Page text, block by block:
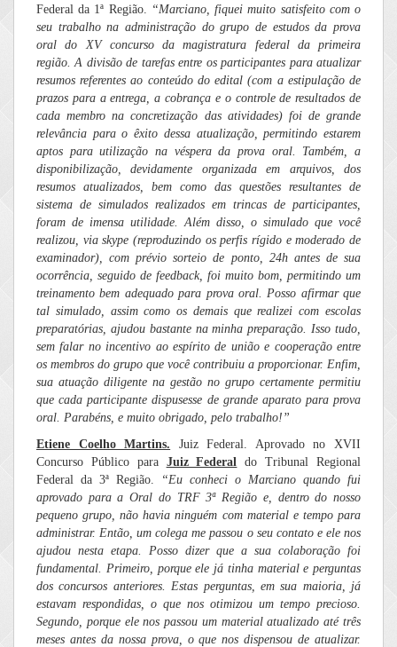
Federal da 1ª Região. “Marciano, fiquei muito satisfeito com o
seu trabalho na administração do grupo de estudos da prova
oral do XV concurso da magistratura federal da primeira
região. A divisão de tarefas entre os participantes para atualizar
resumos referentes ao conteúdo do edital (com a estipulação de
prazos para a entrega, a cobrança e o controle de resultados de
cada membro na concretização das atividades) foi de grande
relevância para o êxito dessa atualização, permitindo estarem
aptos para utilização na véspera da prova oral. Também, a
disponibilização, devidamente organizada em arquivos, dos
resumos atualizados, bem como das questões resultantes de
sistema de simulados realizados em trincas de participantes,
foram de imensa utilidade. Além disso, o simulado que você
realizou, via skype (reproduzindo os perfis rígido e moderado de
examinador), com prévio sorteio de ponto, 24h antes de sua
ocorrência, seguido de feedback, foi muito bom, permitindo um
treinamento bem adequado para prova oral. Posso afirmar que
tal simulado, assim como os demais que realizei com escolas
preparatórias, ajudou bastante na minha preparação. Isso tudo,
sem falar no incentivo ao espírito de união e cooperação entre
os membros do grupo que você contribuiu a proporcionar. Enfim,
sua atuação diligente na gestão no grupo certamente permitiu
que cada participante dispusesse de grande aparato para prova
oral. Parabéns, e muito obrigado, pelo trabalho!”
Etiene Coelho Martins. Juiz Federal. Aprovado no XVII
Concurso Público para Juiz Federal do Tribunal Regional
Federal da 3ª Região.
“Eu conheci o Marciano quando fui
aprovado para a Oral do TRF 3ª Região e, dentro do nosso
pequeno grupo, não havia ninguém com material e tempo para
administrar. Então, um colega me passou o seu contato e ele nos
ajudou nesta etapa. Posso dizer que a sua colaboração foi
fundamental. Primeiro, porque ele já tinha material e perguntas
dos concursos anteriores. Estas perguntas, em sua maioria, já
estavam respondidas, o que nos otimizou um tempo precioso.
Segundo, porque ele nos passou um material atualizado até três
meses antes da nossa prova, o que nos dispensou de atualizar.